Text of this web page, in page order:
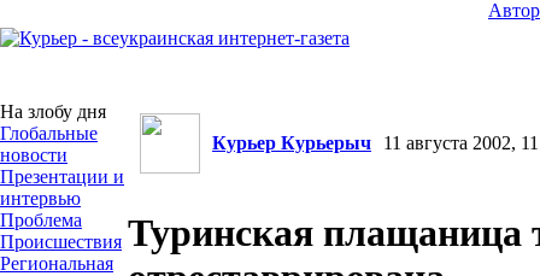
На злобу дня
Глобальные
новости
Презентации и
интервью
Проблема
Происшествия
Региональная
Курьер Курьерыч 11 августа 2002,
Туринская плащаница